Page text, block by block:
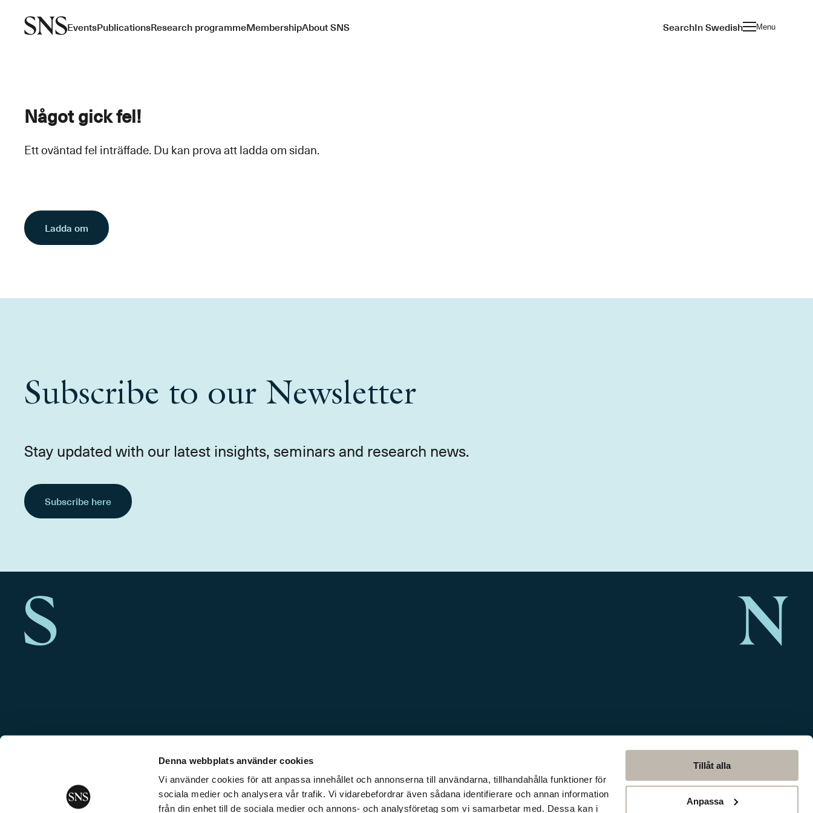
Denna webbplats använder cookies
Vi använder cookies för att anpassa innehållet och annonserna till användarna, tillhandahålla funktioner för
sociala medier och analysera vår trafik. Vi vidarebefordrar även sådana identifierare och annan information
från din enhet till de sociala medier och annons- och analysföretag som vi samarbetar med. Dessa kan i
Tillåt alla
Anpassa
EventsPublicationsResearch programmeMembershipAbout SNS SearchIn Swedish Menu
Något gick fel!
Ett oväntad fel inträffade. Du kan prova att ladda om sidan.
Ladda om
Subscribe to our Newsletter
Stay updated with our latest insights, seminars and research news.
Subscribe here